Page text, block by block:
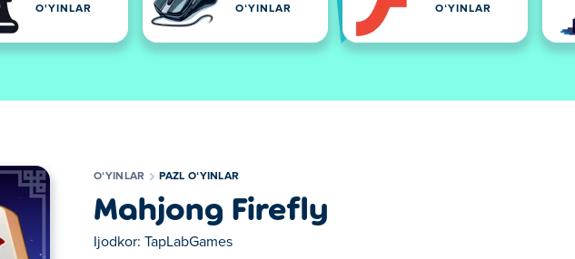
O'YINLAR
OʻYINLAR
OʻYINLAR
OʻYINLAR PAZL OʻYINLAR
Mahjong Firefly
Ijodkor: TapLabGames